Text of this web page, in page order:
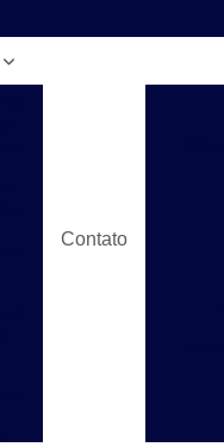
Contato